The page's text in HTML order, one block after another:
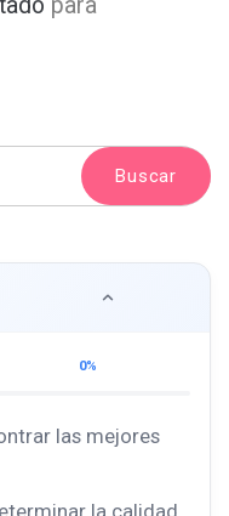
para
0%
las mejores